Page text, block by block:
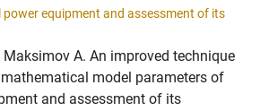
equipment and assessment of its
Maksimov A. An improved technique
model parameters of
and assessment of its